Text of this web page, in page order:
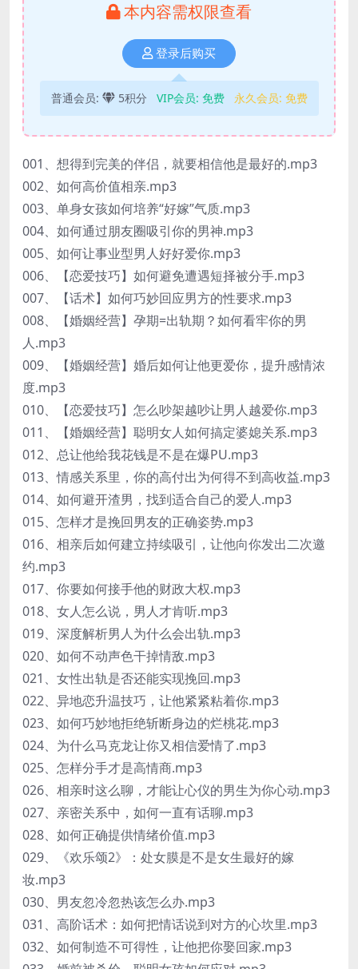
本内容需权限查看
登录后购买
普通会员: 5积分 VIP会员: 免费 永久会员: 免费
001、想得到完美的伴侣，就要相信他是最好的.mp3
002、如何高价值相亲.mp3
003、单身女孩如何培养“好嫁”气质.mp3
004、如何通过朋友圈吸引你的男神.mp3
005、如何让事业型男人好好爱你.mp3
006、【恋爱技巧】如何避免遭遇短择被分手.mp3
007、【话术】如何巧妙回应男方的性要求.mp3
008、【婚姻经营】孕期=出轨期？如何看牢你的男
人.mp3
009、【婚姻经营】婚后如何让他更爱你，提升感情浓
度.mp3
010、【恋爱技巧】怎么吵架越吵让男人越爱你.mp3
011、【婚姻经营】聪明女人如何搞定婆媳关系.mp3
012、总让他给我花钱是不是在爆PU.mp3
013、情感关系里，你的高付出为何得不到高收益.mp3
014、如何避开渣男，找到适合自己的爱人.mp3
015、怎样才是挽回男友的正确姿势.mp3
016、相亲后如何建立持续吸引，让他向你发出二次邀
约.mp3
017、你要如何接手他的财政大权.mp3
018、女人怎么说，男人才肯听.mp3
019、深度解析男人为什么会出轨.mp3
020、如何不动声色干掉情敌.mp3
021、女性出轨是否还能实现挽回.mp3
022、异地恋升温技巧，让他紧紧粘着你.mp3
023、如何巧妙地拒绝斩断身边的烂桃花.mp3
024、为什么马克龙让你又相信爱情了.mp3
025、怎样分手才是高情商.mp3
026、相亲时这么聊，才能让心仪的男生为你心动.mp3
027、亲密关系中，如何一直有话聊.mp3
028、如何正确提供情绪价值.mp3
029、《欢乐颂2》：处女膜是不是女生最好的嫁
妆.mp3
030、男友忽冷忽热该怎么办.mp3
031、高阶话术：如何把情话说到对方的心坎里.mp3
032、如何制造不可得性，让他把你娶回家.mp3